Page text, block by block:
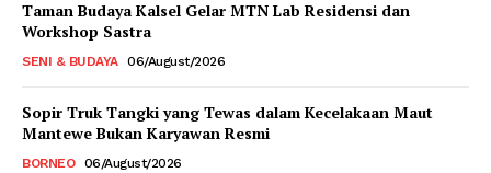
Taman Budaya Kalsel Gelar MTN Lab Residensi dan
Workshop Sastra
SENI & BUDAYA 06/August/2026
Sopir Truk Tangki yang Tewas dalam Kecelakaan Maut
Mantewe Bukan Karyawan Resmi
BORNEO 06/August/2026